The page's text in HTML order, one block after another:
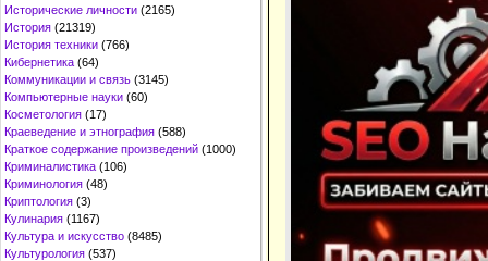
Исторические личности (2165)
История (21319)
История техники (766)
Кибернетика (64)
Коммуникации и связь (3145)
Компьютерные науки (60)
Косметология (17)
Краеведение и этнография (588)
Краткое содержание произведений (1000)
Криминалистика (106)
Криминология (48)
Криптология (3)
Кулинария (1167)
Культура и искусство (8485)
Культурология (537)